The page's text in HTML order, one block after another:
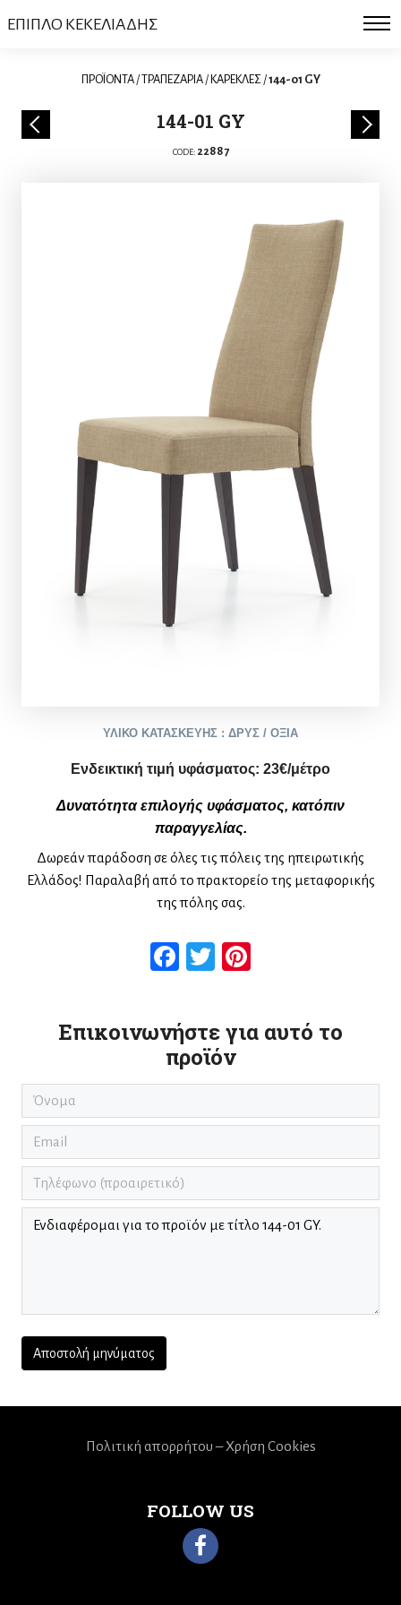
ΕΠΙΠΛΟ ΚΕΚΕΛΙΑΔΗΣ
ΠΡΟΪΟΝΤΑ/ΤΡΑΠΕΖΑΡΙΑ/ ΚΑΡΕΚΛΕΣ/144-01 GY
144-01 GY
CODE: 22887
ΥΛΙΚΟ ΚΑΤΑΣΚΕΥΗΣ : ΔΡΥΣ / ΟΞΙΑ
Ενδεικτική τιμή υφάσματος: 23€/μέτρο
Δυνατότητα επιλογής υφάσματος, κατόπιν
παραγγελίας.
Δωρεάν παράδοση σε όλες τις πόλεις της ηπειρωτικής
Ελλάδος! Παραλαβή από το πρακτορείο της μεταφορικής
της πόλης σας.
Facebook
Twitter
Επικοινωνήστε για αυτό το
προϊόν
FOLLOW US
Πολιτική απορρήτου – Χρήση Cookies